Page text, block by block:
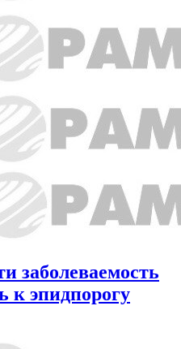
заболеваемость
к эпидпорогу